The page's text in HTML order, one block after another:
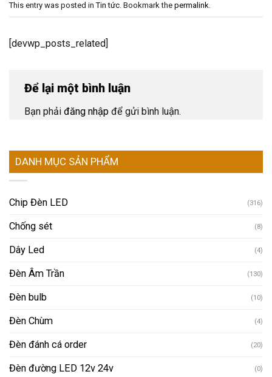
This entry was posted inTin tức. Bookmark the permalink.
[devwp_posts_related]
Để lại một bình luận
Bạn phải đăng nhập để gửi bình luận.
DANH MỤC SẢN PHẨM
Chip Đèn LED (316)
Chống sét (8)
Dây Led (4)
Đèn Âm Trần (130)
Đèn bulb (10)
Đèn Chùm (4)
Đèn đánh cá order (20)
Đèn đường LED 12v 24v (0)